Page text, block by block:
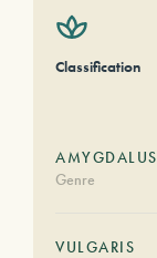
Classification
AMYGDALUS
Genre
VULGARIS